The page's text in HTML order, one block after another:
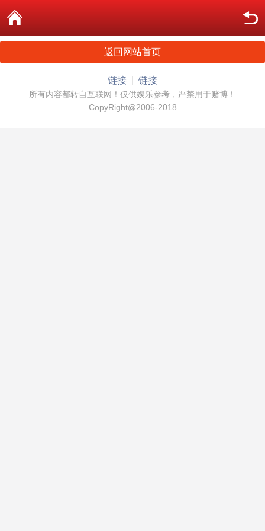
返回网站首页
链接 链接
所有内容都转自互联网！仅供娱乐参考，严禁用于赌博！
CopyRight@2006-2018